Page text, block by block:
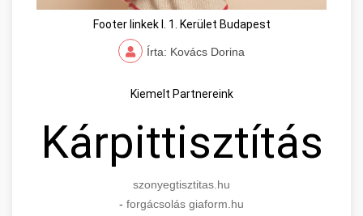
Footer linkek I. 1. Kerület Budapest
Írta: Kovács Dorina
Kiemelt Partnereink
Kárpittisztítás
szonyegtisztitas.hu
- forgácsolás giaform.hu